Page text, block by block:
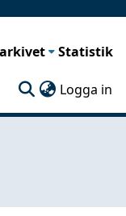
Statistik
Logga in